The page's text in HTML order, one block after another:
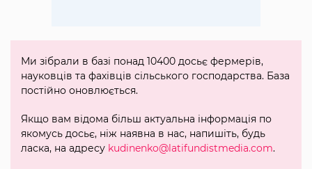
Ми зібрали в базі понад 10400 досьє фермерів,
науковців та фахівців сільського господарства. База
постійно оновлюється.
Якщо вам відома більш актуальна інформація по
якомусь досьє, ніж наявна в нас, напишіть, будь
ласка, на адресу kudinenko@latifundistmedia.com.